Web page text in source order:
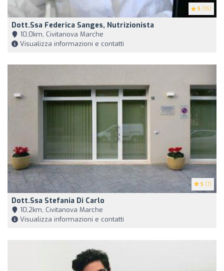
5 (15)
Dott.ssa Federica Sanges, Nutrizionista
10,0km, Civitanova Marche
Visualizza informazioni e contatti
5 (7)
Dott.ssa Stefania Di Carlo
10,2km, Civitanova Marche
Visualizza informazioni e contatti